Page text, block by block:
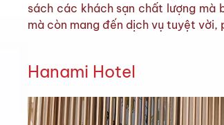
sách các khách sạn chất lượng mà
mà còn mang đến dịch vụ tuyệt vời,
Hanami Hotel